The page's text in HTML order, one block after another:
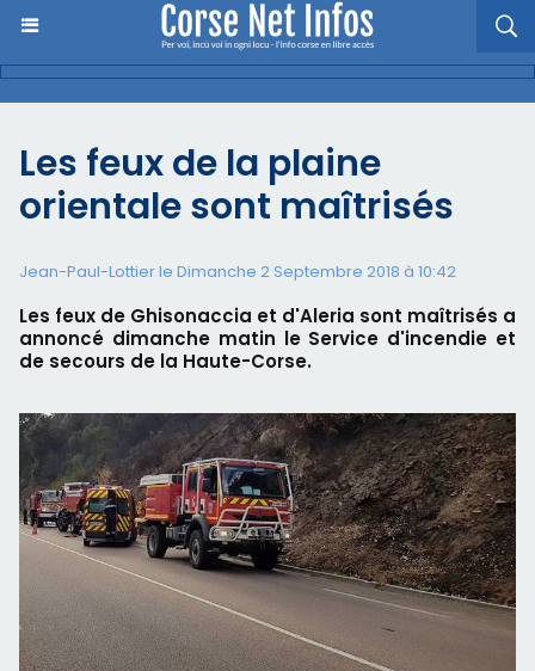
Les feux de la plaine
orientale sont maîtrisés
Jean-Paul-Lottier le Dimanche 2 Septembre 2018 à 10:42
Les feux de Ghisonaccia et d'Aleria sont maîtrisés a
annoncé dimanche matin le Service d'incendie et
de secours de la Haute-Corse.